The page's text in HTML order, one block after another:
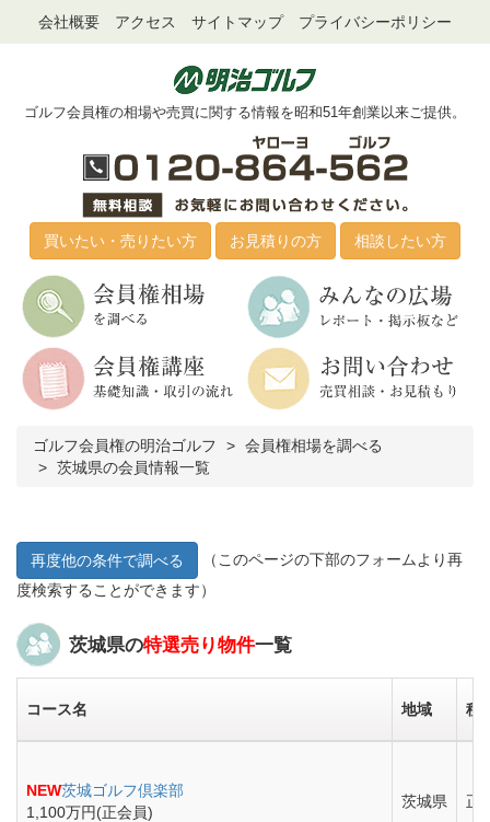
会社概要 アクセス サイトマップ プライバシーポリシー
ゴルフ会員権の相場や売買に関する情報を昭和51年創業以来ご提供。
買いたい・売りたい方 お見積りの方 相談したい方
ゴルフ会員権の明治ゴルフ
会員権相場を調べる
茨城県の会員情報一覧
再度他の条件で調べる
（このページの下部のフォームより再
度検索することができます）
茨城県の特選売り物件一覧
コース名 地域 種
NEW茨城ゴルフ倶楽部
1,100万円(正会員)
茨城県 正